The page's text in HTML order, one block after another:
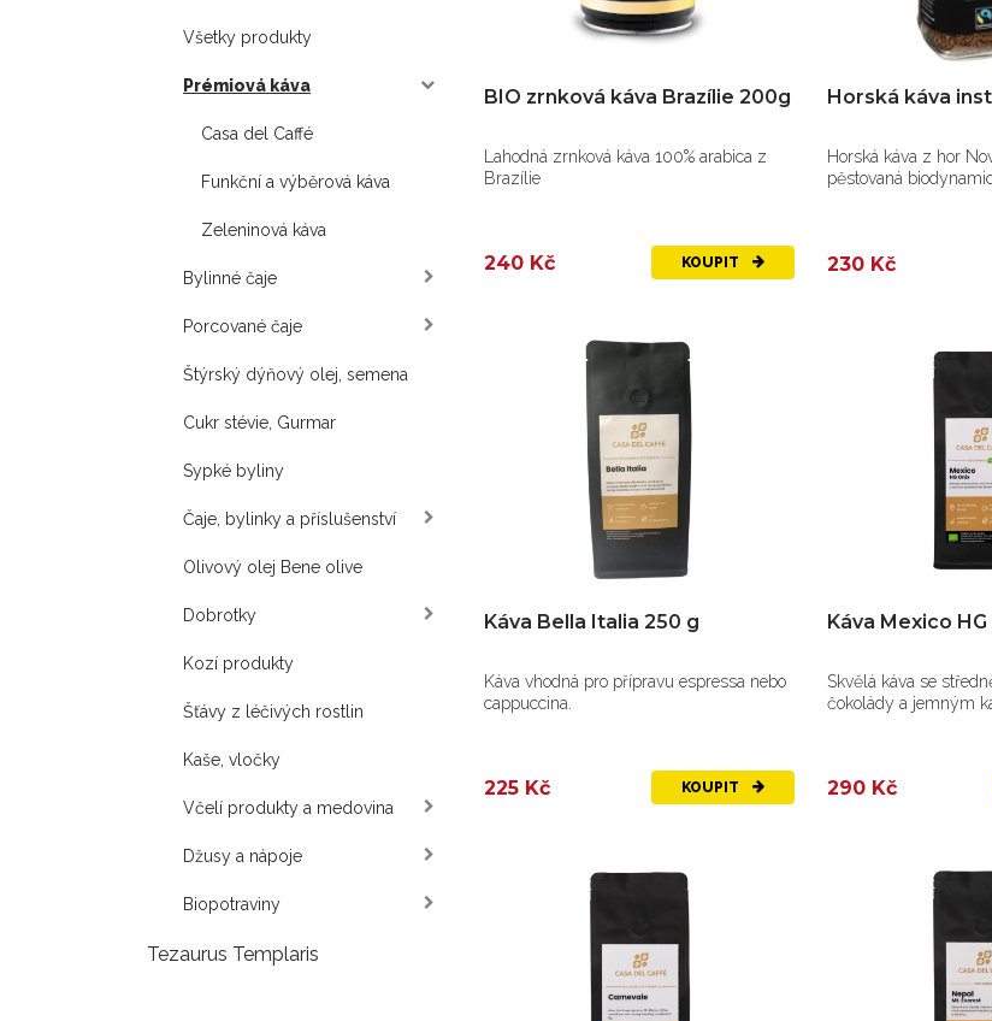
Všetky produkty
Prémiová káva
Casa del Caffé
Funkční a výběrová káva
Zeleninová káva
Bylinné čaje
Porcované čaje
Štýrský dýňový olej, semena
Cukr stévie, Gurmar
Sypké byliny
Čaje, bylinky a příslušenství
Olivový olej Bene olive
Dobrotky
Kozí produkty
Šťávy z léčivých rostlin
Kaše, vločky
Včelí produkty a medovina
Džusy a nápoje
Biopotraviny
Tezaurus Templaris
BIO zrnková káva Brazílie 200g
Lahodná zrnková káva 100% arabica z
Brazílie
240 Kč KOUPIT
Horská káva
Horská káva z hor
pěstovaná
230 Kč
Káva Bella Italia 250 g
Káva vhodná pro přípravu espressa nebo
cappuccina.
225 Kč KOUPIT
Káva Mexico
Skvělá káva se
čokolády a jemným
290 Kč